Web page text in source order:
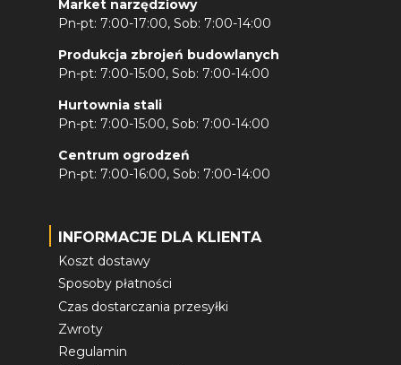
Market narzędziowy
Pn-pt: 7:00-17:00, Sob: 7:00-14:00
Produkcja zbrojeń budowlanych
Pn-pt: 7:00-15:00, Sob: 7:00-14:00
Hurtownia stali
Pn-pt: 7:00-15:00, Sob: 7:00-14:00
Centrum ogrodzeń
Pn-pt: 7:00-16:00, Sob: 7:00-14:00
INFORMACJE DLA KLIENTA
Koszt dostawy
Sposoby płatności
Czas dostarczania przesyłki
Zwroty
Regulamin